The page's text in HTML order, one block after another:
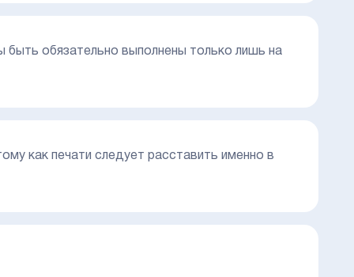
обязательно выполнены только лишь на
как печати следует расставить именно в